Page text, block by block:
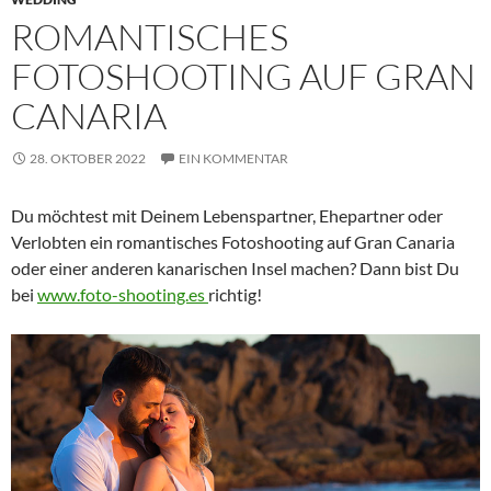
ROMANTISCHES
FOTOSHOOTING AUF GRAN
CANARIA
28. OKTOBER 2022 EIN KOMMENTAR
Du möchtest mit Deinem Lebenspartner, Ehepartner oder
Verlobten ein romantisches Fotoshooting auf Gran Canaria
oder einer anderen kanarischen Insel machen? Dann bist Du
bei www.foto-shooting.es richtig!